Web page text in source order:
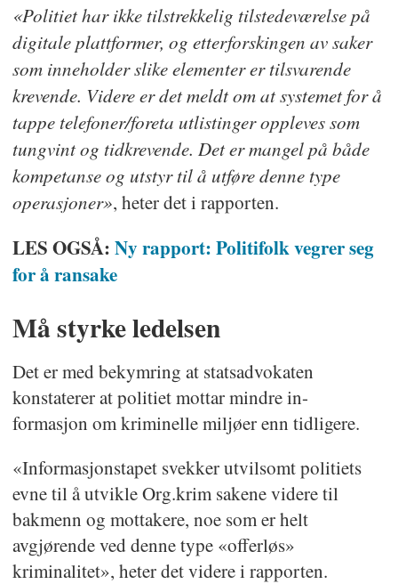
samarbeid mellom landene gjør
avstandene kortere. Politiet ser at
det ofte er et tett samarbeid
mellom norske kriminelle miljøer
og miljøer i utlandet, også utenfor
Norden og Europa.
Flere nettverk i Norge er
begår flere typer lovbrudd.
Nettverkene kan være svært
voldelige. Dette er fordi
organiserte miljøer i Norge vokser.
I de senere årene har politiet også
sett nettverk som helt eller delvis
holder til i utlandet.
Kilde: Kripos
«Politiet har ikke tilstrekkelig tilstedeværelse på
digitale plattformer, og etterforskingen av saker
som inneholder slike elementer er tilsvarende
krevende. Videre er det meldt om at systemet for å
tappe telefoner/foreta utlistinger oppleves som
tungvint og tidkrevende. Det er mangel på både
kompetanse og utstyr til å utføre denne type
operasjoner», heter det i rapporten.
LES OGSÅ:Ny rapport: Politifolk vegrer seg
for å ransake
Må styrke ledelsen
Det er med bekymring at statsadvokaten
konstaterer at politiet mottar mindre in-
formasjon om kriminelle miljøer enn tidligere.
«Informasjonstapet svekker utvilsomt politiets
evne til å utvikle Org.krim sakene videre til
bakmenn og mottakere, noe som er helt
avgjørende ved denne type «offerløs»
kriminalitet», heter det videre i rapporten.